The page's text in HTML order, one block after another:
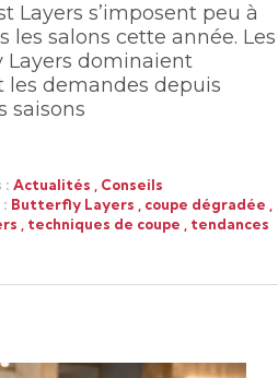
Layers s’imposent peu à
les salons cette année. Les
Layers dominaient
les demandes depuis
saisons
: Actualités
Conseils
Butterfly Layers coupe dégradée
techniques de coupe
tendances